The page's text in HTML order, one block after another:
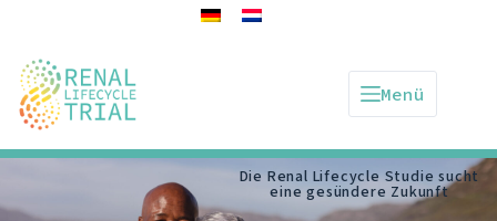
Menü
Die Renal Lifecycle Studie sucht
eine gesündere Zukunft